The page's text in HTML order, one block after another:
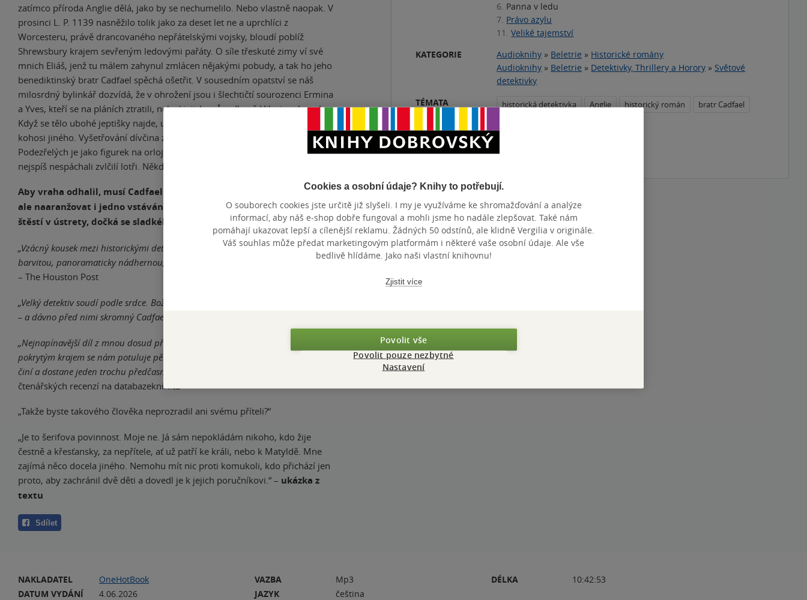
zatímco příroda Anglie dělá, jako by se nechumelilo. Nebo vlastně naopak. V
prosinci L. P. 1139 nasněžilo tolik jako za deset let ne a uprchlíci z
Worcesteru, právě drancovaného nepřátelskými vojsky, bloudí poblíž
Shrewsbury krajem sevřeným ledovými pařáty. O síle třeskuté zimy ví své
mnich Eliáš, jenž tu málem zahynul zmlácen nějakými pobudy, a tak ho jeho
benediktinský bratr Cadfael spěchá ošetřit. V sousedním opatství se náš
milosrdný bylinkář dozvídá, že v ohrožení jsou i šlechtičtí sourozenci Ermina
a Yves, kteří se na pláních ztratili, neboť jejich průvodkyně Hilarie zahynula.
Když se tělo ubohé jeptišky najde, ukáže se, že mráz jen dokonal zločin
kohosi jiného. Vyšetřování dívčina znásilnění však bude o dost složitější.
Podezřelých je jako figurek na orloji, celá loupežnická banda, ačkoli zločin
nejspíš nespáchali zvlčilí lotři. Někdo se na jejich pověsti přiživil.
Aby vraha odhalil, musí Cadfael nejen dobře přečíst stopy ve sněhu,
ale naaranžovat i jedno vstávání z mrtvých. A protože umí kráčet
štěstí v ústrety, dočká se sladkého vánočního překvapení.
„Vzácný kousek mezi historickými detektivkami. Autorka utkala hladkou,
barvitou, panoramaticky nádhernou, byť drsnou zimní tapiserii dávných dob.“
– The Houston Post
„Velký detektiv soudí podle srdce. Božskou spravedlností vynikali Holmes i Poirot
– a dávno před nimi skromný Cadfael.“
„Nejnapínavější díl z mnou dosud přečtených. (…) Zasněženým a ledem
pokrytým krajem se nám potuluje pěkná sebranka, ale všímavý Cadfael se opět
činí a dostane jeden trochu předčasný, ale o to hezčí vánoční dárek.“
čtenářských recenzí na databazeknih.cz
„Takže byste takového člověka neprozradil ani svému příteli?“
„Je to šerifova povinnost. Moje ne. Já sám nepokládám nikoho, kdo žije
čestně a křesťansky, za nepřítele, ať už patří ke králi, nebo k Matyldě. Mne
zajímá něco docela jiného. Nemohu mít nic proti komukoli, kdo přichází jen
proto, aby zachránil dvě děti a dovedl je k jejich poručníkovi.“ – ukázka z
textu
Sdílet
6. Panna v ledu
7. Právo azylu
11. Veliké tajemství
KATEGORIE
Audioknihy » Beletrie » Historické romány
Audioknihy » Beletrie » Detektivky, Thrillery a Horory » Světové
detektivky
TÉMATA
historická detektivka Anglie historický román
bratr Cadfael
NAKLADATEL
OneHotBook
DATUM VYDÁNÍ
4.06.2026
VAZBA
Mp3
JAZYK
čeština
DÉLKA 10:42:53
Cookies a osobní údaje? Knihy to potřebují.
O souborech cookies jste určitě již slyšeli. I my je využíváme ke shromažďování a analýze
informací, aby náš e-shop dobře fungoval a mohli jsme ho nadále zlepšovat. Také nám
pomáhají ukazovat lepší a cílenější reklamu. Žádných 50 odstínů, ale klidně Vergilia v originále.
Váš souhlas může předat marketingovým platformám i některé vaše osobní údaje. Ale vše
bedlivě hlídáme. Jako naši vlastní knihovnu!
Zjistit více
Povolit vše
Povolit pouze nezbytné
Nastavení